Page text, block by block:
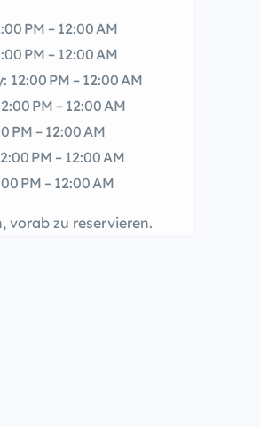
PM – 12:00 AM
PM – 12:00 AM
12:00 PM – 12:00 AM
PM – 12:00 AM
PM – 12:00 AM
PM – 12:00 AM
PM – 12:00 AM
vorab zu reservieren.